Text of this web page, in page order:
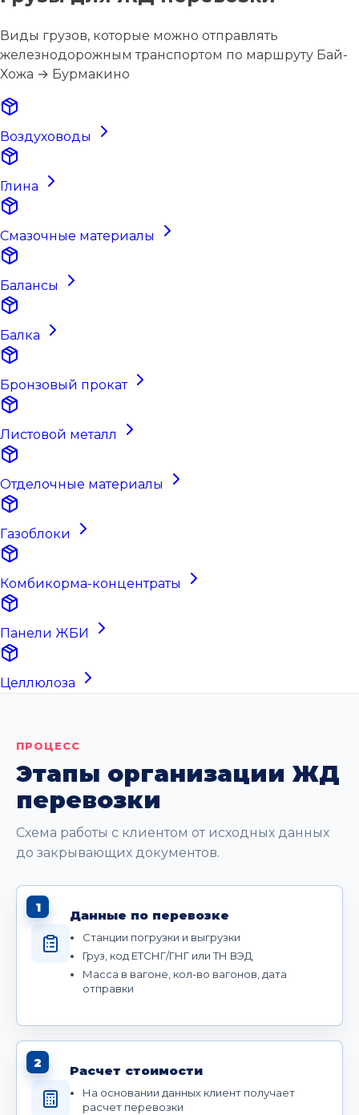
Виды грузов, которые можно отправлять
железнодорожным транспортом по маршруту Бай-
Хожа → Бурмакино
Воздуховоды
Глина
Смазочные материалы
Балансы
Балка
Бронзовый прокат
Листовой металл
Отделочные материалы
Газоблоки
Комбикорма-концентраты
Панели ЖБИ
Целлюлоза
ПРОЦЕСС
Этапы организации ЖД
перевозки
Схема работы с клиентом от исходных данных
до закрывающих документов.
1
Данные по перевозке
Станции погрузки и выгрузки
Груз, код ЕТСНГ/ГНГ или ТН ВЭД
Масса в вагоне, кол-во вагонов, дата
отправки
2
Расчет стоимости
На основании данных клиент получает
расчет перевозки